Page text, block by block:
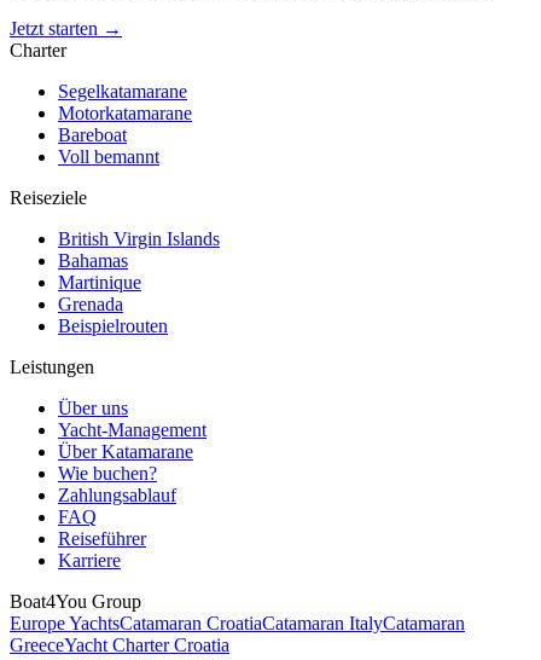
Jetzt starten →
Charter
Segelkatamarane
Motorkatamarane
Bareboat
Voll bemannt
Reiseziele
British Virgin Islands
Bahamas
Martinique
Grenada
Beispielrouten
Leistungen
Über uns
Yacht-Management
Über Katamarane
Wie buchen?
Zahlungsablauf
FAQ
Reiseführer
Karriere
Boat4You Group
Europe YachtsCatamaran CroatiaCatamaran ItalyCatamaran
GreeceYacht Charter Croatia